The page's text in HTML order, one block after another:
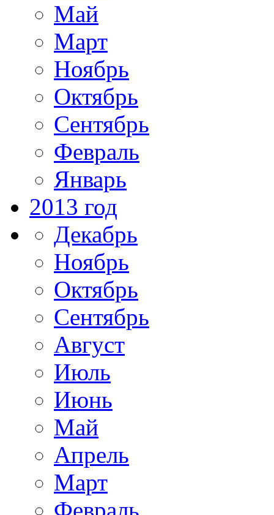
Май
Март
Ноябрь
Октябрь
Сентябрь
Февраль
Январь
2013 год
Декабрь
Ноябрь
Октябрь
Сентябрь
Август
Июль
Июнь
Май
Апрель
Март